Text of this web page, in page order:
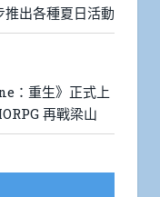
推出各種夏日活動
：重生》正式上
再戰梁山